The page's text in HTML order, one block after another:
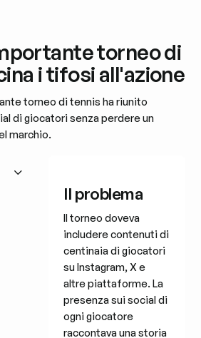
torneo di
i tifosi all'azione
torneo di tennis ha riunito
di giocatori senza perdere un
marchio.
Il problema
Il torneo doveva
includere contenuti di
centinaia di giocatori
su Instagram, X e
altre piattaforme. La
presenza sui social di
ogni giocatore
raccontava una storia